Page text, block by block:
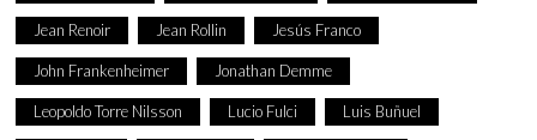
Jean Renoir Jean Rollin Jesús Franco
John Frankenheimer Jonathan Demme
Leopoldo Torre Nilsson Lucio Fulci Luis Buñuel